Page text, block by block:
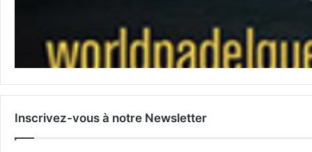
Inscrivez-vous à notre Newsletter